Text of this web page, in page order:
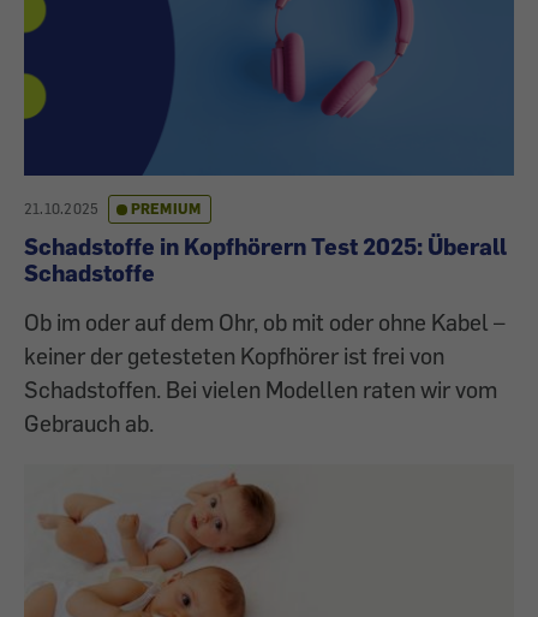
21.10.2025 PREMIUM
Schadstoffe in Kopfhörern Test 2025: Überall
Schadstoffe
Ob im oder auf dem Ohr, ob mit oder ohne Kabel –
keiner der getesteten Kopfhörer ist frei von
Schadstoffen. Bei vielen Modellen raten wir vom
Gebrauch ab.